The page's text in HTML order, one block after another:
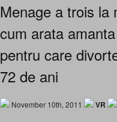
Menage a trois la
cum arata
pentru care
72 de ani
November 10th, 2011 VR